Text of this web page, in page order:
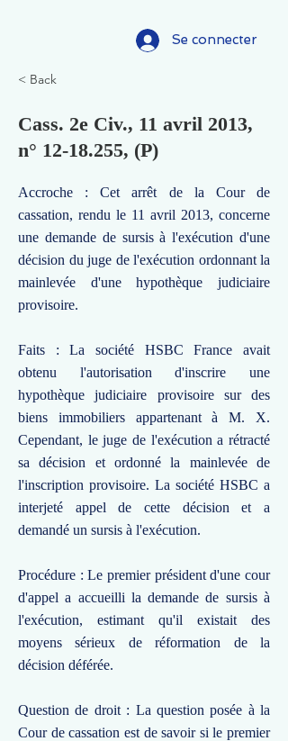
Se connecter
< Back
Cass. 2e Civ., 11 avril 2013,
n° 12-18.255, (P)
Accroche : Cet arrêt de la Cour de
cassation, rendu le 11 avril 2013, concerne
une demande de sursis à l'exécution d'une
décision du juge de l'exécution ordonnant la
mainlevée d'une hypothèque judiciaire
provisoire.
Faits : La société HSBC France avait
obtenu l'autorisation d'inscrire une
hypothèque judiciaire provisoire sur des
biens immobiliers appartenant à M. X.
Cependant, le juge de l'exécution a rétracté
sa décision et ordonné la mainlevée de
l'inscription provisoire. La société HSBC a
interjeté appel de cette décision et a
demandé un sursis à l'exécution.
Procédure : Le premier président d'une cour
d'appel a accueilli la demande de sursis à
l'exécution, estimant qu'il existait des
moyens sérieux de réformation de la
décision déférée.
Question de droit : La question posée à la
Cour de cassation est de savoir si le premier